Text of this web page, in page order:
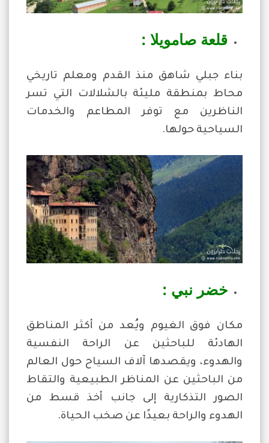
قلعة صامويلا :
بناء جبلي شاهق منذ القدم ومعلم تاريخي
محاط بمنطقة مليئة بالشلالات التي تسر
الناظرين مع توفر المطاعم والخدمات
السياحية حولها.
خضر نبي :
مكان فوق الغيوم ويُعد من أكثر المناطق
الهادئة للباحثين عن الراحة النفسية
والهدوء، ويقصدها آلاف السياح حول العالم
من الباحثين عن المناظر الطبيعية والتقاط
الصور التذكارية إلى جانب أخذ قسط من
الهدوء والراحة بعيدًا عن صخب الحياة.